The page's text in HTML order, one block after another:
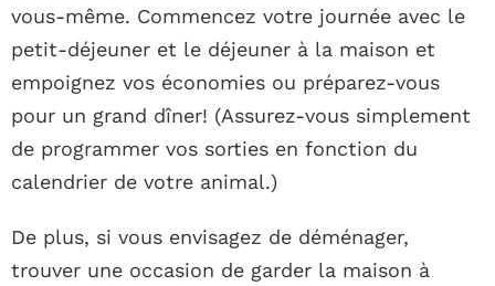
vous-même. Commencez votre journée avec le
petit-déjeuner et le déjeuner à la maison et
empoignez vos économies ou préparez-vous
pour un grand dîner! (Assurez-vous simplement
de programmer vos sorties en fonction du
calendrier de votre animal.)
De plus, si vous envisagez de déménager,
trouver une occasion de garder la maison à